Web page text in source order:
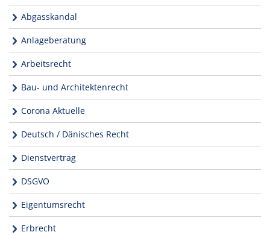
Abgasskandal
Anlageberatung
Arbeitsrecht
Bau- und Architektenrecht
Corona Aktuelle
Deutsch / Dänisches Recht
Dienstvertrag
DSGVO
Eigentumsrecht
Erbrecht